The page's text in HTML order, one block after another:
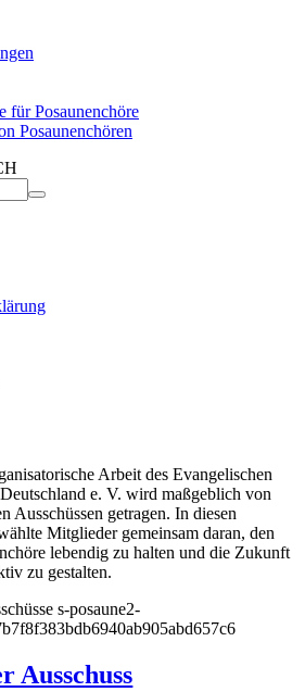
für Posaunenchöre
Posaunenchören
Arbeit des Evangelischen
e. V. wird maßgeblich von
Ausschüssen getragen. In diesen
Mitglieder gemeinsam daran, den
lebendig zu halten und die Zukunft
zu gestalten.
Aus­schuss